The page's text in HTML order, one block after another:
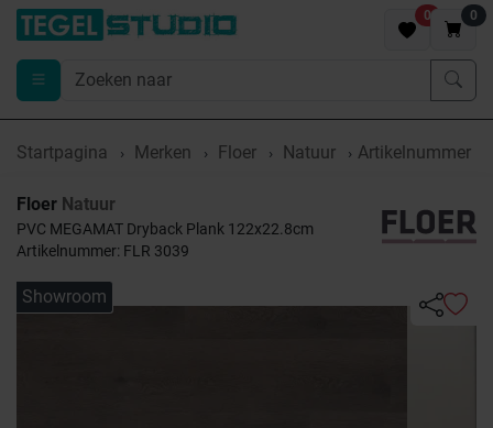
0 0
Startpagina Merken Floer Natuur Artikelnummer
Floer Natuur
PVC MEGAMAT Dryback Plank 122x22.8cm
Artikelnummer: FLR 3039
Showroom